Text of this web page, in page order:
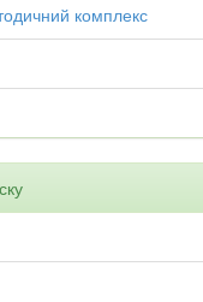
комплекс